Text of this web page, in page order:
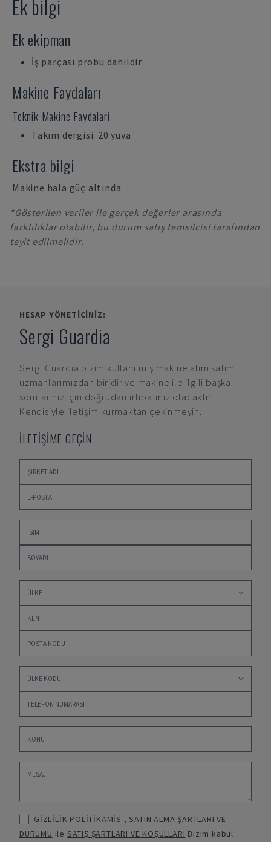
Ek bilgi
Ek ekipman
İş parçası probu dahildir
Makine Faydaları
Teknik Makine Faydalari
Takım dergisi: 20 yuva
Ekstra bilgi
Makine hala güç altında
*Gösterilen veriler ile gerçek değerler arasında
farklılıklar olabilir, bu durum satış temsilcisi tarafından
teyit edilmelidir.
HESAP YÖNETICINIZ:
Sergi Guardia
Sergi Guardia bizim kullanılmış makine alım satım
uzmanlarımızdan biridir ve makine ile ilgili başka
sorularınız için doğrudan irtibatınız olacaktır.
Kendisiyle iletişim kurmaktan çekinmeyin.
İLETİŞİME GEÇİN
GİZLİLİK POLİTİKAMİS ,SATIN ALMA ŞARTLARI VE
DURUMU ile SATIŞ ŞARTLARI VE KOŞULLARI Bizim kabul